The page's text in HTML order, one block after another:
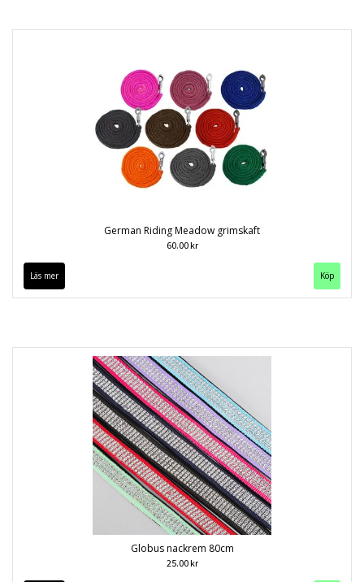
German Riding Meadow grimskaft
60.00 kr
Läs mer Köp
Globus nackrem 80cm
25.00 kr